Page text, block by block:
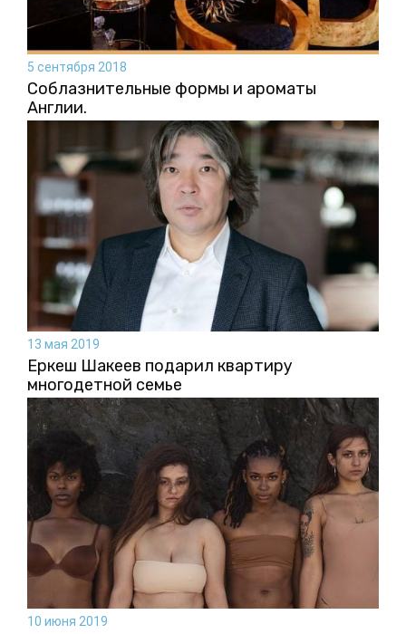
5 сентября 2018
Соблазнительные формы и ароматы
Англии.
13 мая 2019
Еркеш Шакеев подарил квартиру
многодетной семье
10 июня 2019